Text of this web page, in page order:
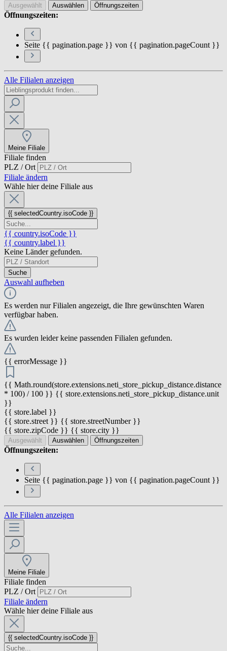
Ausgewählt Auswählen Öffnungszeiten
Öffnungszeiten:
Seite {{ pagination.page }} von {{ pagination.pageCount }}
Alle Filialen anzeigen
Meine Filiale
Filiale finden
PLZ / Ort
Filiale ändern
Wähle hier deine Filiale aus
{{ selectedCountry.isoCode }}
{{ country.isoCode }}
{{ country.label }}
Keine Länder gefunden.
Suche
Auswahl aufheben
Es werden nur Filialen angezeigt, die Ihre gewünschten Waren
verfügbar haben.
Es wurden leider keine passenden Filialen gefunden.
{{ errorMessage }}
{{ Math.round(store.extensions.neti_store_pickup_distance.distance
* 100) / 100 }} {{ store.extensions.neti_store_pickup_distance.unit
}}
{{ store.label }}
{{ store.street }} {{ store.streetNumber }}
{{ store.zipCode }} {{ store.city }}
Ausgewählt Auswählen Öffnungszeiten
Öffnungszeiten:
Seite {{ pagination.page }} von {{ pagination.pageCount }}
Alle Filialen anzeigen
Meine Filiale
Filiale finden
PLZ / Ort
Filiale ändern
Wähle hier deine Filiale aus
{{ selectedCountry.isoCode }}